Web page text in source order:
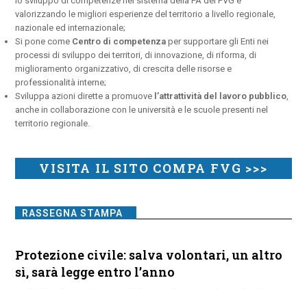
valorizzando le migliori esperienze del territorio a livello regionale,
nazionale ed internazionale;
Si pone come Centro di competenza per supportare gli Enti nei
processi di sviluppo dei territori, di innovazione, di riforma, di
miglioramento organizzativo, di crescita delle risorse e
professionalità interne;
Sviluppa azioni dirette a promuove l’attrattività del lavoro pubblico
anche in collaborazione con le università e le scuole presenti nel
territorio regionale.
VISITA IL SITO COMPA FVG >>>
RASSEGNA STAMPA
Protezione civile: salva volontari, un altro
sì, sarà legge entro l’anno